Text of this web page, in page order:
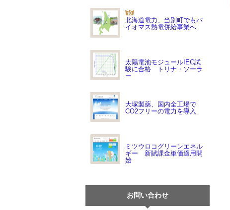
北海道電力、当別町でもバ
イオマス熱電併給事業へ
太陽電池モジュールIEC試
験に合格 トリナ・ソーラ
ー
大塚製薬、国内全工場で
CO2フリーの電力を導入
ミツウロコグリーンエネル
ギー 新賦課金単価適用開
始
お問い合わせ